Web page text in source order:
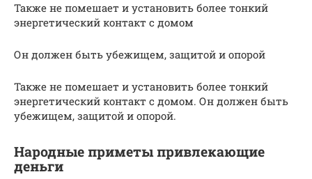
Также не помешает и установить более тонкий
энергетический контакт с домом
Он должен быть убежищем, защитой и опорой
Также не помешает и установить более тонкий
энергетический контакт с домом. Он должен быть
убежищем, защитой и опорой.
Народные приметы привлекающие
деньги